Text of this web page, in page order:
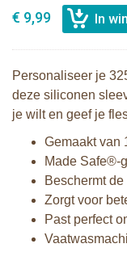
€ 9,99
Personaliseer je
deze siliconen
je wilt en geef je
Gemaakt van
Made Safe®-
Beschermt
Zorgt voor
Past perfect